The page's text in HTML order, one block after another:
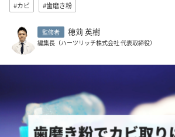
#カビ #歯磨き粉
監修者 穂苅 英樹
編集長（ハーツリッチ株式会社 代表取締役）